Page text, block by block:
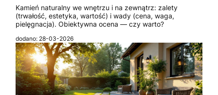
Kamień naturalny we wnętrzu i na zewnątrz: zalety
(trwałość, estetyka, wartość) i wady (cena, waga,
pielęgnacja). Obiektywna ocena — czy warto?
dodano: 28-03-2026